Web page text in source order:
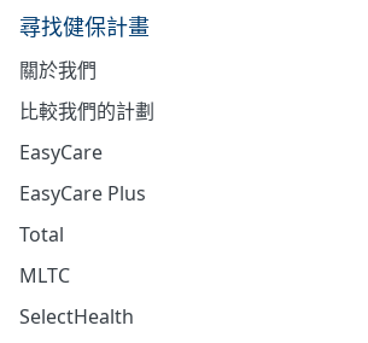
尋找健保計畫
關於我們
比較我們的計劃
EasyCare
EasyCare Plus
Total
MLTC
SelectHealth